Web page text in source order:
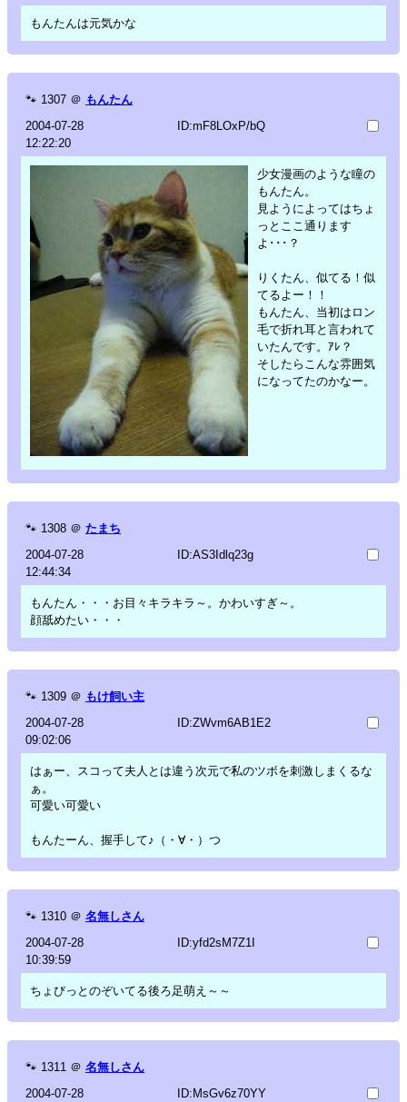
もんたんは元気かな
🐾 1307 ＠ もんたん
2004-07-28
12:22:20
ID:mF8LOxP/bQ
少女漫画のような瞳の
もんたん。
見ようによってはちょ
っとここ通ります
よ･･･？
りくたん、似てる！似
てるよー！！
もんたん、当初はロン
毛で折れ耳と言われて
いたんです。ｱﾚ？
そしたらこんな雰囲気
になってたのかなー。
🐾 1308 ＠ たまち
2004-07-28
12:44:34
ID:AS3Idlq23g
もんたん・・・お目々キラキラ～。かわいすぎ～。
顔舐めたい・・・
🐾 1309 ＠ もけ飼い主
2004-07-28
09:02:06
ID:ZWvm6AB1E2
はぁー、スコって夫人とは違う次元で私のツボを刺激しまくるな
ぁ。
可愛い可愛い
もんたーん、握手して♪（・∀・）つ
🐾 1310 ＠ 名無しさん
2004-07-28
10:39:59
ID:yfd2sM7Z1I
ちょびっとのぞいてる後ろ足萌え～～
🐾 1311 ＠ 名無しさん
2004-07-28
ID:MsGv6z70YY